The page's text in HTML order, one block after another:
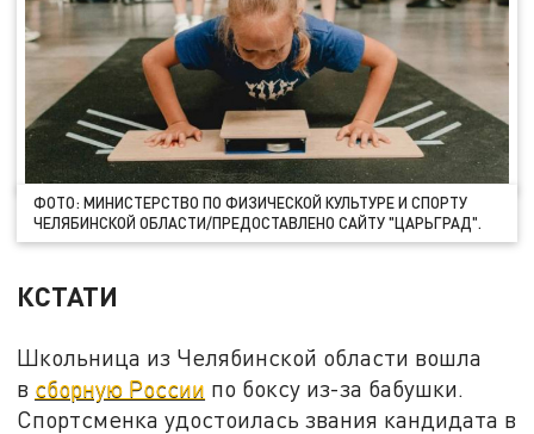
ФОТО: МИНИСТЕРСТВО ПО ФИЗИЧЕСКОЙ КУЛЬТУРЕ И СПОРТУ
ЧЕЛЯБИНСКОЙ ОБЛАСТИ/ПРЕДОСТАВЛЕНО САЙТУ "ЦАРЬГРАД".
КСТАТИ
Школьница из Челябинской области вошла
в сборную России по боксу из-за бабушки.
Спортсменка удостоилась звания кандидата в